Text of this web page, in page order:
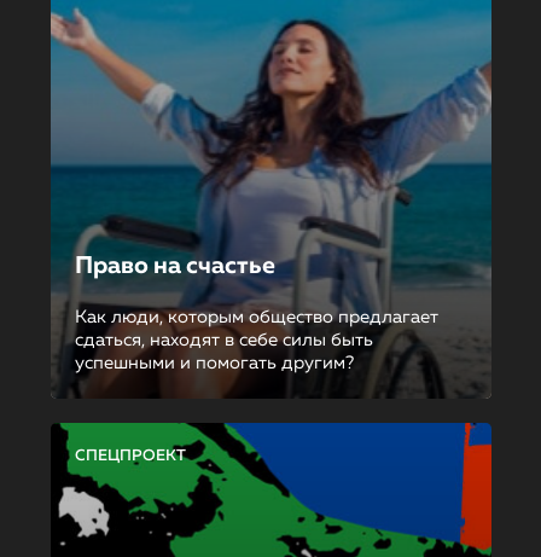
Право на счастье
Как люди, которым общество предлагает
сдаться, находят в себе силы быть
успешными и помогать другим?
СПЕЦПРОЕКТ